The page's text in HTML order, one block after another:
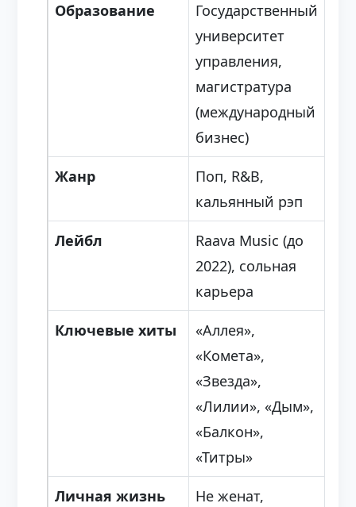
Образование
Государственный
университет
управления,
магистратура
(международный
бизнес)
Жанр
Поп, R&B,
кальянный рэп
Лейбл
Raava Music (до
2022), сольная
карьера
Ключевые хиты
«Аллея»,
«Комета»,
«Звезда»,
«Лилии», «Дым»,
«Балкон»,
«Титры»
Личная жизнь
Не женат,